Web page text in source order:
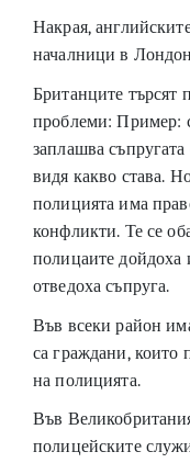
Накрая,
началници в
Британците търсят
проблеми: Пример:
заплашва
видя какво става.
полицията има
конфликти. Те се
полицаите дойдоха
отведоха съпруга.
Във всеки район
са граждани, които
на полицията.
Във
полицейските